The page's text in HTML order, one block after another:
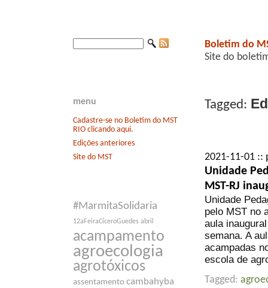
menu
Cadastre-se no Boletim do MST
RIO clicando aqui.
Edições anteriores
Site do MST
#MarmitaSolidaria
12aFeiraCíceroGuedes abril
acampamento
agroecologia
agrotóxicos
assentamento cambahyba
Boletim do
Site do
Tagged:
2021-11-01
Unidade
MST-RJ
Unidade
pelo MST no
aula
semana. A
acampadas
escola de
Tagged: